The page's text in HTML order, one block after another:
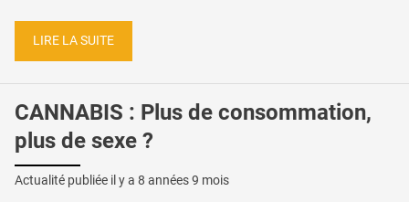
LIRE LA SUITE
CANNABIS : Plus de consommation,
plus de sexe ?
Actualité publiée il y a 8 années 9 mois